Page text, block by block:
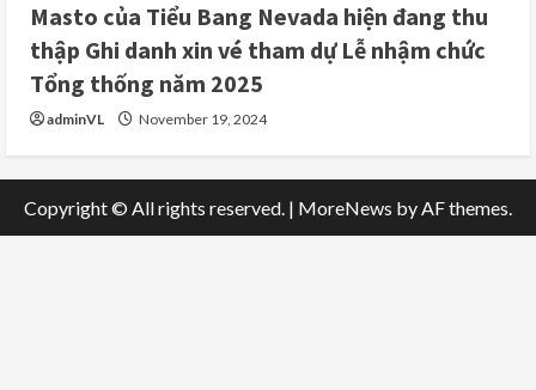
Masto của Tiểu Bang Nevada hiện đang thu
thập Ghi danh xin vé tham dự Lễ nhậm chức
Tổng thống năm 2025
adminVL November 19, 2024
Copyright © All rights reserved. | MoreNews by AF themes.